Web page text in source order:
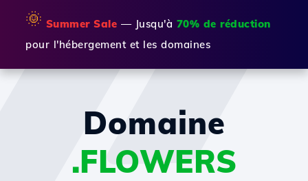
🌞 Summer Sale — Jusqu'à 70% de réduction
pour l'hébergement et les domaines
Domaine
.FLOWERS